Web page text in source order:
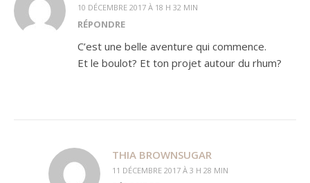
10 DÉCEMBRE 2017 À 18 H 32 MIN
RÉPONDRE
C’est une belle aventure qui commence.
Et le boulot? Et ton projet autour du rhum?
THIA BROWNSUGAR
11 DÉCEMBRE 2017 À 3 H 28 MIN